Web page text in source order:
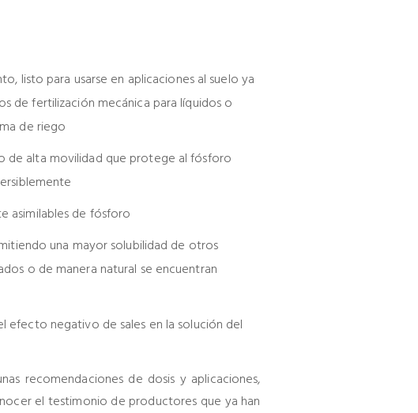
listo para usarse en aplicaciones al suelo ya
de fertilización mecánica para líquidos o
de riego
de alta movilidad que protege al fósforo
asimilables de fósforo
una mayor solubilidad de otros
o de manera natural se encuentran
efecto negativo de sales en la solución del
recomendaciones de dosis y aplicaciones,
el testimonio de productores que ya han